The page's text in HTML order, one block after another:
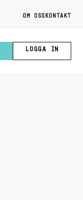
OM OSS KONTAKT
LOGGA IN